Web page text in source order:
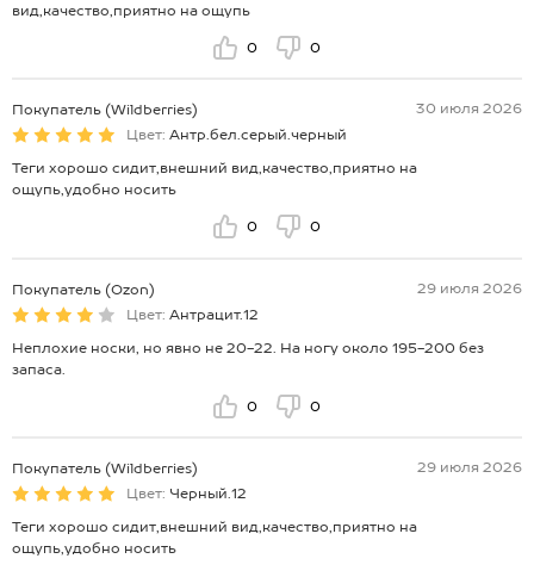
вид,качество,приятно на ощупь
0 0
Покупатель (Wildberries)
30 июля 2026
Цвет: Антр.бел.серый.черный
Теги хорошо сидит,внешний вид,качество,приятно на
ощупь,удобно носить
0 0
Покупатель (Ozon)
29 июля 2026
Цвет: Антрацит.12
Неплохие носки, но явно не 20-22. На ногу около 195-200 без
запаса.
0 0
Покупатель (Wildberries)
29 июля 2026
Цвет: Черный.12
Теги хорошо сидит,внешний вид,качество,приятно на
ощупь,удобно носить